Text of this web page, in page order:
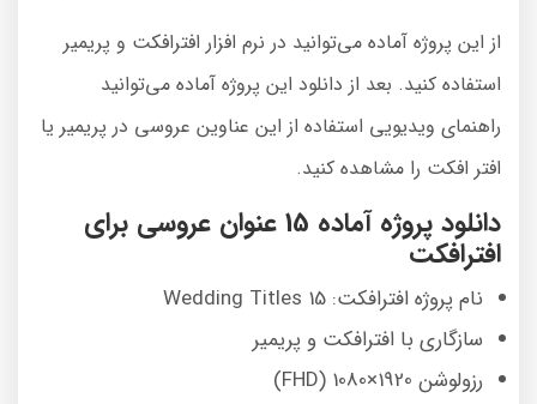
از این پروژه آماده می‌توانید در نرم افزار افترافکت و پریمیر
استفاده کنید. بعد از دانلود این پروژه آماده می‌توانید
راهنمای ویدیویی استفاده از این عناوین عروسی در پریمیر یا
افتر افکت را مشاهده کنید.
دانلود پروژه آماده 15 عنوان عروسی برای
افترافکت
نام پروژه افترافکت: 15 Wedding Titles
سازگاری با افترافکت و پریمیر
رزولوشن 1920×1080 (FHD)